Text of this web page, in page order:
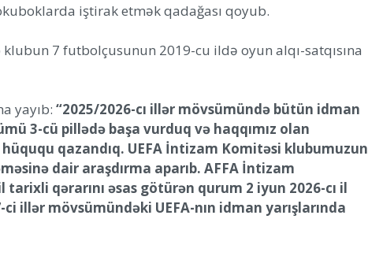
iştirak etmək qadağası qoyub.
7 futbolçusunun 2019-cu ildə oyun alqı-satqısına
yayıb: “2025/2026-cı illər mövsümündə bütün idman
3-cü pillədə başa vurduq və haqqımız olan
hüququ qazandıq. UEFA İntizam Komitəsi klubumuzun
dair araşdırma aparıb. AFFA İntizam
qərarını əsas götürən qurum 2 iyun 2026-cı il
illər mövsümündəki UEFA-nın idman yarışlarında